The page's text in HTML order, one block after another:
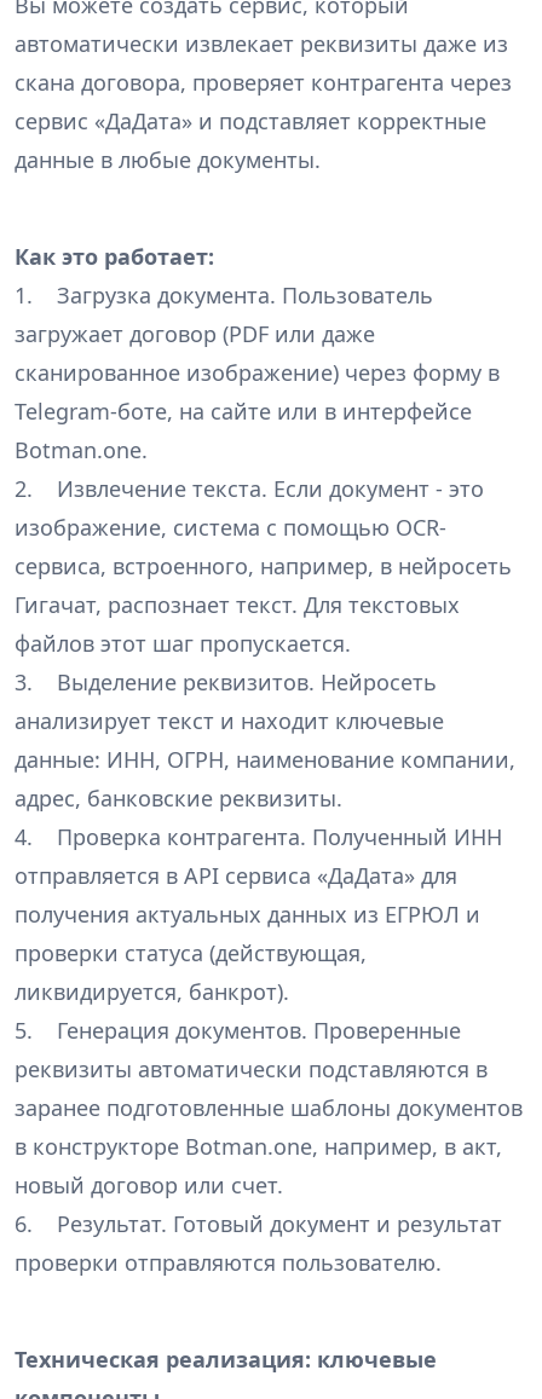
автоматически извлекает реквизиты даже из
скана договора, проверяет контрагента через
сервис «ДаДата» и подставляет корректные
данные в любые документы.
Как это работает:
1. Загрузка документа. Пользователь
загружает договор (PDF или даже
сканированное изображение) через форму в
Telegram-боте, на сайте или в интерфейсе
Botman.one.
2. Извлечение текста. Если документ - это
изображение, система с помощью OCR-
сервиса, встроенного, например, в нейросеть
Гигачат, распознает текст. Для текстовых
файлов этот шаг пропускается.
3. Выделение реквизитов. Нейросеть
анализирует текст и находит ключевые
данные: ИНН, ОГРН, наименование компании,
адрес, банковские реквизиты.
4. Проверка контрагента. Полученный ИНН
отправляется в API сервиса «ДаДата» для
получения актуальных данных из ЕГРЮЛ и
проверки статуса (действующая,
ликвидируется, банкрот).
5. Генерация документов. Проверенные
реквизиты автоматически подставляются в
заранее подготовленные шаблоны документов
в конструкторе Botman.one, например, в акт,
новый договор или счет.
6. Результат. Готовый документ и результат
проверки отправляются пользователю.
Техническая реализация: ключевые